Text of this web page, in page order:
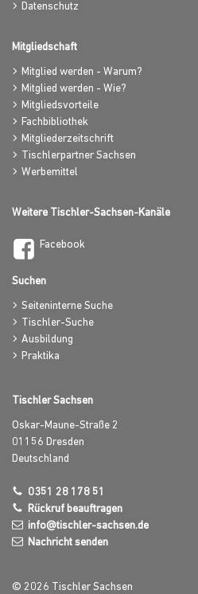
Datenschutz
Mitgliedschaft
Mitglied werden - Warum?
Mitglied werden - Wie?
Mitgliedsvorteile
Fachbibliothek
Mitgliederzeitschrift
Tischlerpartner Sachsen
Werbemittel
Weitere Tischler-Sachsen-Kanäle
Facebook
Suchen
Seiteninterne Suche
Tischler-Suche
Ausbildung
Praktika
Tischler Sachsen
Oskar-Maune-Straße 2
01156 Dresden
Deutschland
0351 28 178 51
Rückruf beauftragen
info@tischler-sachsen.de
Nachricht senden
© 2026 Tischler Sachsen